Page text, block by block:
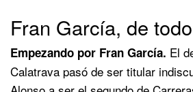
Fran García, de
Empezando por Fran García. El
Calatrava pasó de ser titular